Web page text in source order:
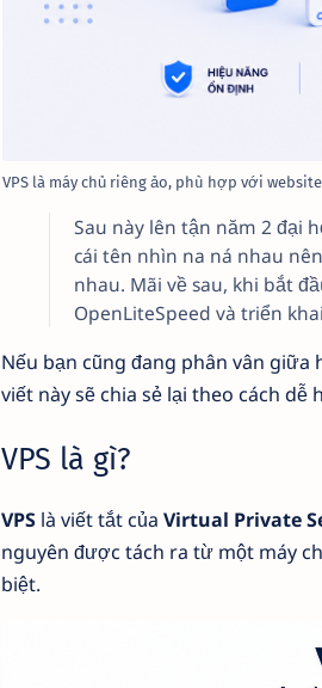
VPS là máy chủ riêng ảo, phù hợp với
Sau này lên tận năm 2 đại
cái tên nhìn na ná nhau
nhau. Mãi về sau, khi bắt
OpenLiteSpeed và triển
Nếu bạn cũng đang phân vân giữa
viết này sẽ chia sẻ lại theo cách
VPS là gì?
VPS là viết tắt của Virtual Private
nguyên được tách ra từ một máy
biệt.